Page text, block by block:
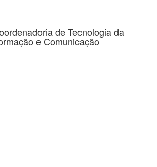
de Tecnologia da
e Comunicação